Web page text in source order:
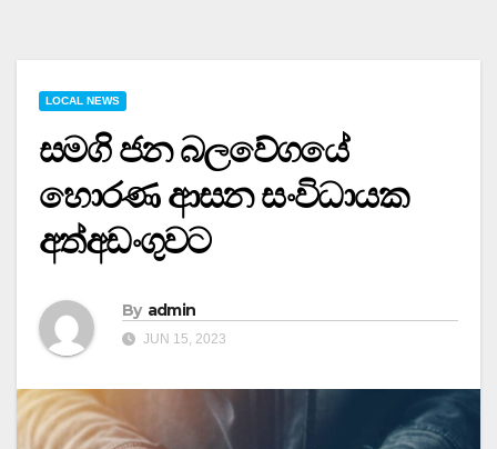
LOCAL NEWS
සමගි ජන බලවේගයේ
හොරණ ආසන සංවිධායක
අත්අඩංගුවට
By admin
JUN 15, 2023